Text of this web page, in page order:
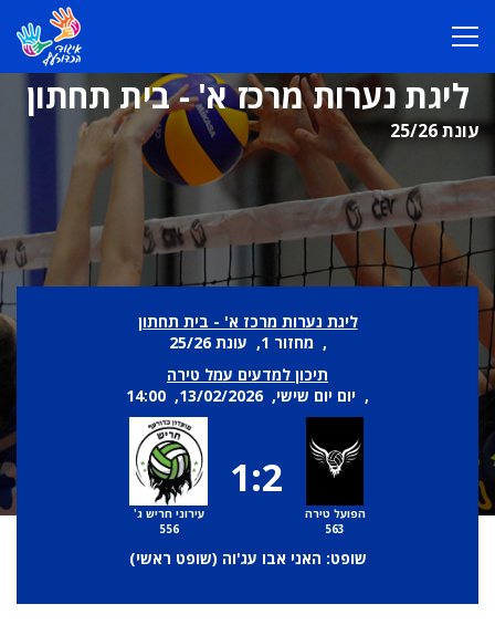
ליגת נערות מרכז א' - בית תחתון
עונת 25/26
ליגת נערות מרכז א' - בית תחתון
, מחזור 1, עונת 25/26
תיכון למדעים עמל טירה
, יום יום שישי, 13/02/2026, 14:00
הפועל טירה
563
1:2
עירוני חריש ג'
556
שופט: האני אבו עג'וה (שופט ראשי)